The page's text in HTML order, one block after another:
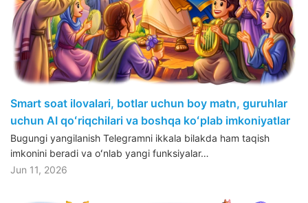
Smart soat ilovalari, botlar uchun boy matn, guruhlar
uchun AI qoʻriqchilari va boshqa koʻplab imkoniyatlar
Bugungi yangilanish Telegramni ikkala bilakda ham taqish
imkonini beradi va oʻnlab yangi funksiyalar…
Jun 11, 2026